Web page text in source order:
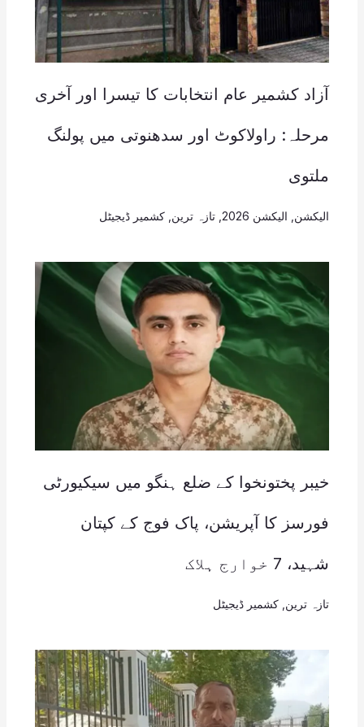
آزاد کشمیر عام انتخابات کا تیسرا اور آخری
مرحلہ: راولاکوٹ اور سدھنوتی میں پولنگ
ملتوی
الیکشن الیکشن 2026 , تازہ ترین کشمیر ڈیجیٹل
خیبر پختونخوا کے ضلع ہنگو میں سیکیورٹی
فورسز کا آپریشن، پاک فوج کے کپتان
شہید، 7 خوارج ہلاک
تازہ ترین کشمیر ڈیجیٹل